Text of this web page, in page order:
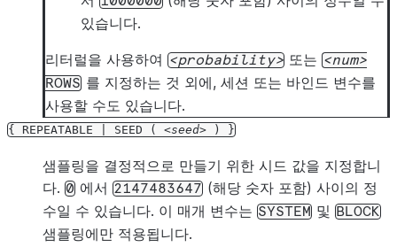
있습니다.
리터럴을 사용하여 probability 또는
num
ROWS 를 지정하는 것 외에, 세션 또는 바인드 변수를
사용할 수도 있습니다.
{ REPEATABLE SEED ( seed ) }
샘플링을 결정적으로 만들기 위한 시드 값을 지정합니
다. 0 에서 2147483647 (해당 숫자 포함) 사이의 정
수일 수 있습니다. 이 매개 변수는 SYSTEM 및 BLOCK
샘플링에만 적용됩니다.